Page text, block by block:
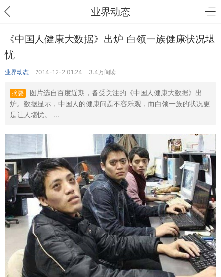
业界动态
《中国人健康大数据》出炉 白领一族健康状况堪
忧
业界动态 2014-12-2 01:24 3.4万阅读
摘要
图片选自百度近期，备受关注的《中国人健康大数据》出
炉。数据显示，中国人的健康问题不容乐观，而白领一族的状况更
是让人堪忧。 ...